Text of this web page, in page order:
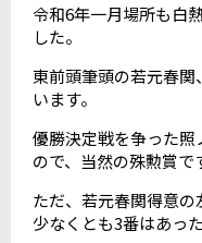
令和6年一月場所も白
した。
東前頭筆頭の若元春
います。
優勝決定戦を争った照
ので、当然の殊勲賞で
ただ、若元春関得意
少なくとも3番はあった